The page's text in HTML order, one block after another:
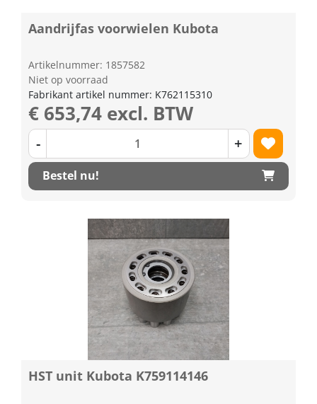
Aandrijfas voorwielen Kubota
Artikelnummer: 1857582
Niet op voorraad
Fabrikant artikel nummer: K762115310
€ 653,74 excl. BTW
- +
Bestel nu!
HST unit Kubota K759114146